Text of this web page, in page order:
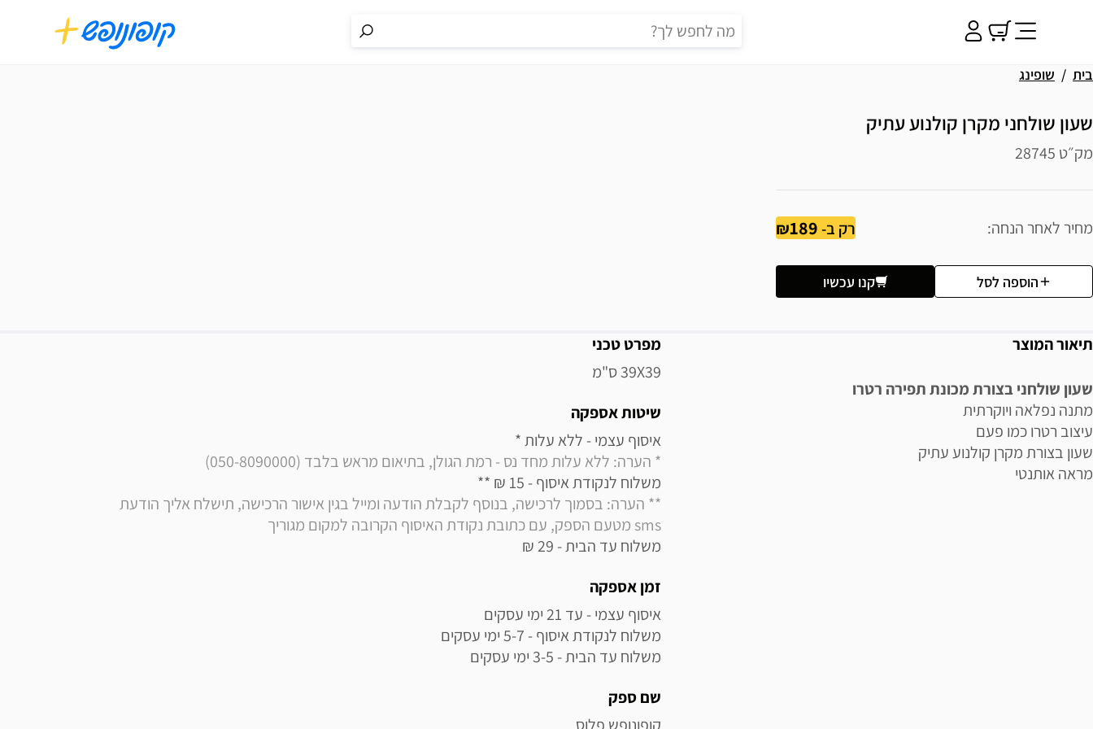
בית שופינג
שעון שולחני מקרן קולנוע עתיק
מק״ט 28745
מחיר לאחר הנחה רק ב-189
הוספה לסל קנו עכשיו
תיאור המוצר
שעון שולחני בצורת מכונת תפירה רטרו
מתנה נפלאה ויוקרתית
עיצוב רטרו כמו פעם
שעון בצורת מקרן קולנוע עתיק
מראה אותנטי
מידע נוסף
מפרט טכני
39X39 ס"מ
שיטות אספקה
איסוף עצמי - ללא עלות *
* הערה: ללא עלות מחד נס - רמת הגולן, בתיאום מראש בלבד (050-8090000)
משלוח לנקודת איסוף - 15 ₪ **
sms מטעם הספק, עם כתובת נקודת האיסוף הקרובה למקום מגוריך
משלוח עד הבית - 29 ₪
זמן אספקה
משלוח עד הבית - 3-5 ימי עסקים
שם ספק